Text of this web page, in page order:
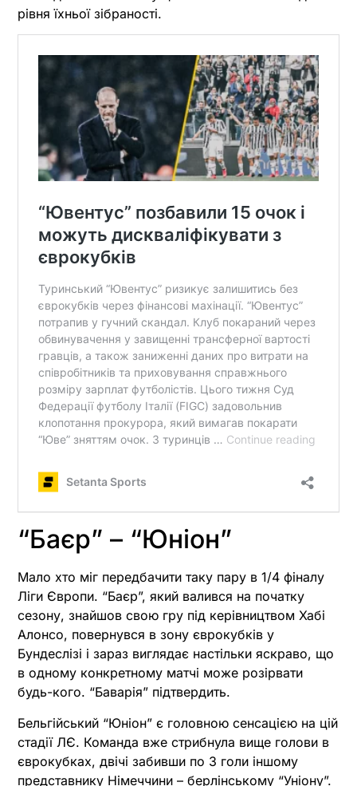
рівня їхньої зібраності.
“Баєр” – “Юніон”
Мало хто міг передбачити таку пару в 1/4 фіналу
Ліги Європи. “Баєр”, який валився на початку
сезону, знайшов свою гру під керівництвом Хабі
Алонсо, повернувся в зону єврокубків у
Бундеслізі і зараз виглядає настільки яскраво, що
в одному конкретному матчі може розірвати
будь-кого. “Баварія” підтвердить.
Бельгійський “Юніон” є головною сенсацією на цій
стадії ЛЄ. Команда вже стрибнула вище голови в
єврокубках, двічі забивши по 3 голи іншому
представнику Німеччини – берлінському “Уніону”.